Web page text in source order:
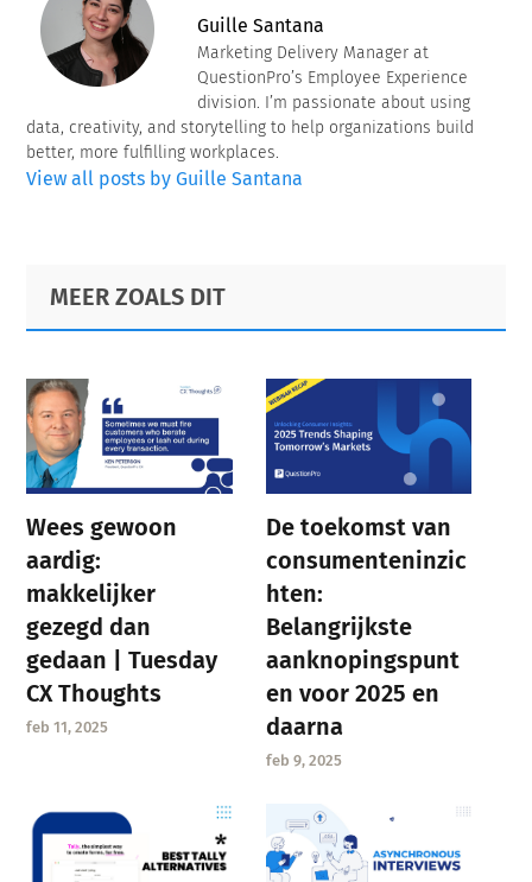
Guille Santana
Marketing Delivery Manager at
QuestionPro’s Employee Experience
division. I’m passionate about using
data, creativity, and storytelling to help organizations build
better, more fulfilling workplaces.
View all posts by Guille Santana
Primary
Sidebar
Footer
MEER ZOALS DIT
Wees gewoon
aardig:
makkelijker
gezegd dan
gedaan | Tuesday
CX Thoughts
feb 11, 2025
De toekomst van
consumenteninzic
hten:
Belangrijkste
aanknopingspunt
en voor 2025 en
daarna
feb 9, 2025